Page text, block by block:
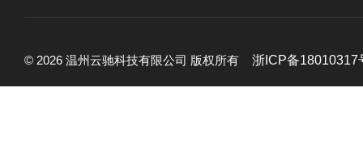
© 2026 温州云驰科技有限公司 版权所有 浙ICP备18010317